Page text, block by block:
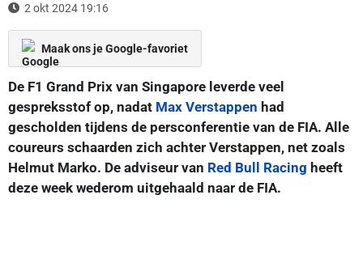
2 okt 2024 19:16
Maak ons je Google-favoriet
De F1 Grand Prix van Singapore leverde veel
gespreksstof op, nadat Max Verstappen had
gescholden tijdens de persconferentie van de FIA. Alle
coureurs schaarden zich achter Verstappen, net zoals
Helmut Marko. De adviseur van Red Bull Racing heeft
deze week wederom uitgehaald naar de FIA.